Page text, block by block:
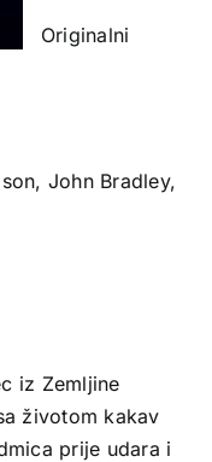
Originalni
John Bradley,
iz Zemljine
životom kakav
prije udara i